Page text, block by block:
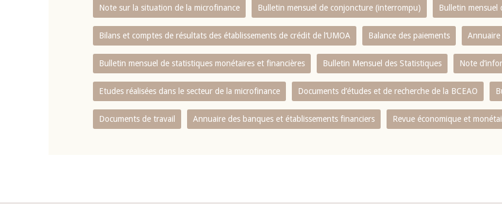
Note sur la situation de la microfinance Bulletin mensuel de conjoncture (interrompu) Bulletin mensuel
Bilans et comptes de résultats des établissements de crédit de l‘UMOA Balance des paiements
Bulletin mensuel de statistiques monétaires et financières Bulletin Mensuel des Statistiques Note
Etudes réalisées dans le secteur de la microfinance Documents d’études et de recherche de la BCEAO
Documents de travail Annuaire des banques et établissements financiers Revue économique et